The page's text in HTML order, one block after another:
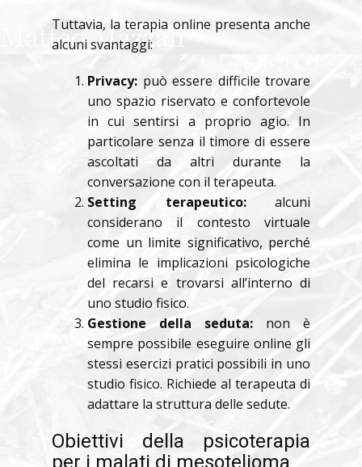
Tuttavia, la terapia online presenta anche
alcuni svantaggi:
Privacy: può essere difficile trovare
uno spazio riservato e confortevole
in cui sentirsi a proprio agio. In
particolare senza il timore di essere
ascoltati da altri durante la
conversazione con il terapeuta.
Setting terapeutico:alcuni
considerano il contesto virtuale
come un limite significativo, perché
elimina le implicazioni psicologiche
del recarsi e trovarsi all’interno di
uno studio fisico.
Gestione della seduta: non è
sempre possibile eseguire online gli
stessi esercizi pratici possibili in uno
studio fisico. Richiede al terapeuta di
adattare la struttura delle sedute.
Obiettivi della psicoterapia
per i malati di mesotelioma